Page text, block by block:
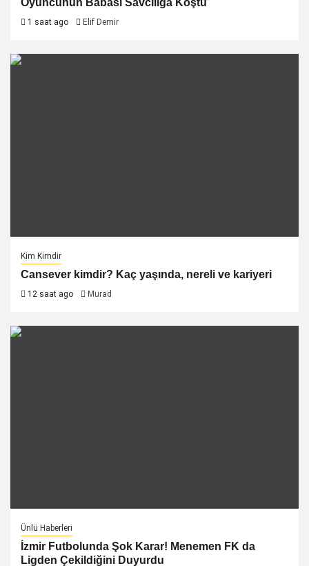
Oyuncunun Babası Savcılığa Koştu
1 saat ago Elif Demir
Kim Kimdir
Cansever kimdir? Kaç yaşında, nereli ve kariyeri
12 saat ago Murad
Ünlü Haberleri
İzmir Futbolunda Şok Karar! Menemen FK da
Ligden Çekildiğini Duyurdu